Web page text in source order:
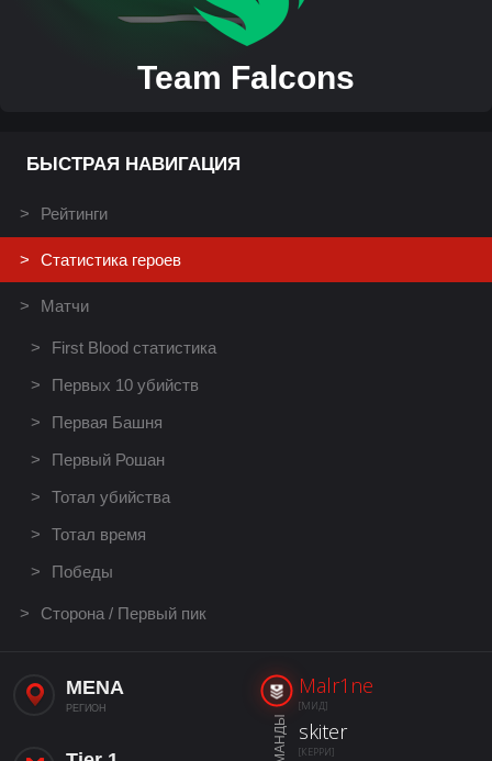
Team Falcons
БЫСТРАЯ НАВИГАЦИЯ
Рейтинги
Статистика героев
Матчи
First Blood статистика
Первых 10 убийств
Первая Башня
Первый Рошан
Тотал убийства
Тотал время
Победы
Сторона / Первый пик
MENA
РЕГИОН
Malr1ne
[МИД]
skiter
[КЕРРИ]